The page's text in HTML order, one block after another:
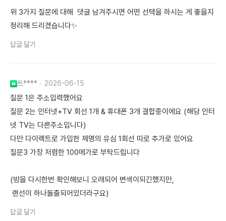
위 3가지 질문에 대해 댓글 남겨주시면 어떤 선택을 하시는 게 좋을지
정리해 드리겠습니다✨
답글 달기
트**** 2026-06-15
질문 1은 주소입력했어요
질문 2는 인터넷+TV 회선 1개 & 휴대폰 3개 결합중이에요 (해당 인터
넷 TV는 다른주소입니다)
다만 다이렉트로 가입한 제명의 유심 1회선 따로 추가로 있어요
질문3 가장 저렴한 100메가로 부탁드립니다
(방을 다시한번 확인해보니 오래되어 변색이되긴했지만,
랜선이 하나돌출되어있더라구요)
답글 달기